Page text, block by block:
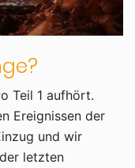
Teil 1 aufhört.
Ereignissen der
und wir
letzten